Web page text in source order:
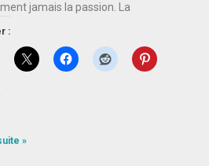
jamais la passion. La
:
»